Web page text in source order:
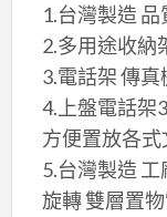
1.台灣製造
2.多用途收納
3.電話架 傳
4.上盤電話架
方便置放各式
5.台灣製造
旋轉 雙層置